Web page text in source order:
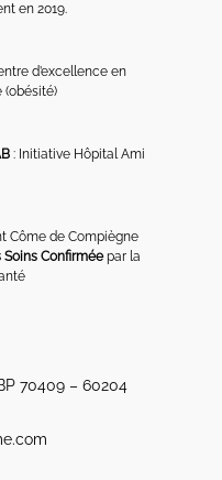
en 2019.
d’excellence en
(obésité)
: Initiative Hôpital Ami
Côme de Compiègne
Soins Confirméepar la
70409 – 60204